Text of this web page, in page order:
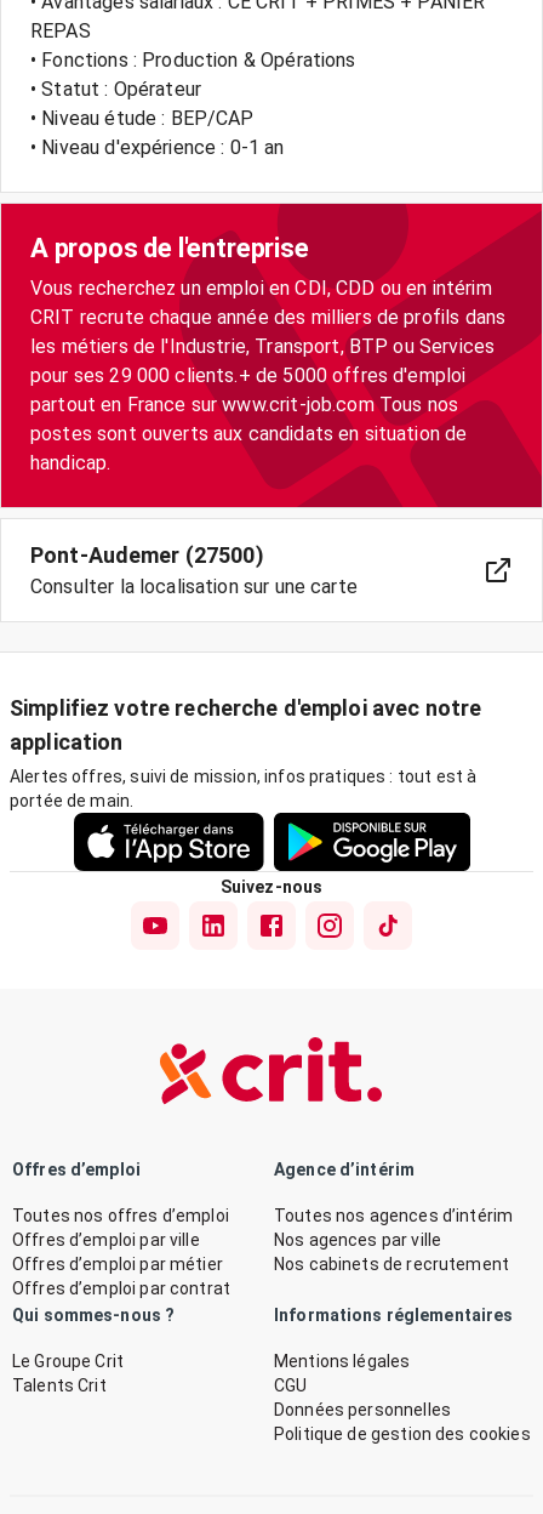
REPAS
• Fonctions : Production & Opérations
• Statut : Opérateur
• Niveau étude : BEP/CAP
• Niveau d'expérience : 0-1 an
A propos de l'entreprise
Vous recherchez un emploi en CDI, CDD ou en intérim
CRIT recrute chaque année des milliers de profils dans
les métiers de l'Industrie, Transport, BTP ou Services
pour ses 29 000 clients.+ de 5000 offres d'emploi
partout en France sur www.crit-job.com Tous nos
postes sont ouverts aux candidats en situation de
handicap.
Pont-Audemer (27500)
Consulter la localisation sur une carte
Simplifiez votre recherche d'emploi avec notre
application
Alertes offres, suivi de mission, infos pratiques : tout est à
portée de main.
Suivez-nous
Offres d’emploi
Toutes nos offres d’emploi
Offres d’emploi par ville
Offres d’emploi par métier
Offres d’emploi par contrat
Agence d’intérim
Toutes nos agences d’intérim
Nos agences par ville
Nos cabinets de recrutement
Qui sommes-nous ?
Le Groupe Crit
Talents Crit
Informations réglementaires
Mentions légales
CGU
Données personnelles
Politique de gestion des cookies